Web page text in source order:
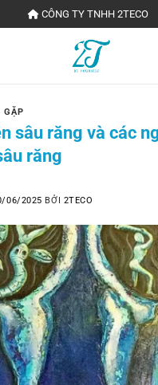
CÔNG TY TNHH 2TECO
GẶP
sâu răng và các
răng
06/2025 BỞI 2TECO